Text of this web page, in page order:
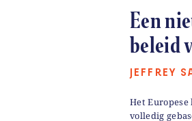
Een
beleid
JEFFREY
Het
volledig